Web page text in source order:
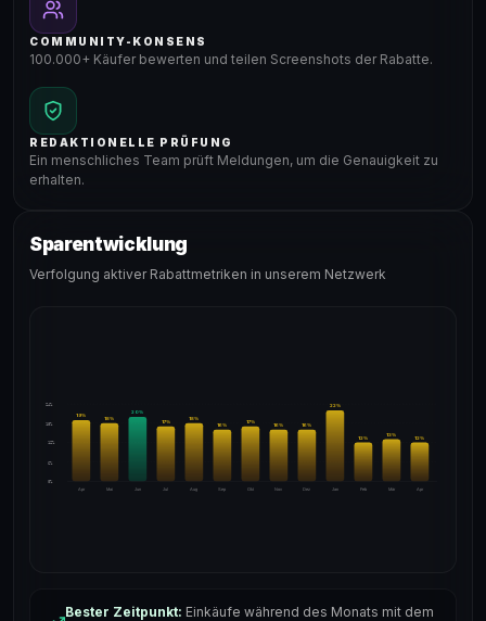
COMMUNITY-KONSENS
100.000+ Käufer bewerten und teilen Screenshots der Rabatte.
REDAKTIONELLE PRÜFUNG
Ein menschliches Team prüft Meldungen, um die Genauigkeit zu
erhalten.
Sparentwicklung
Verfolgung aktiver Rabattmetriken in unserem Netzwerk
24%
18%
12%
6%
0%
Apr
19%
Mai
18%
Jun
20%
Jul
17%
Aug
18%
Sep
16%
Okt
17%
Nov
16%
Dez
16%
Jan
22%
Feb
12%
Mär
13%
Apr
12%
Bester Zeitpunkt: Einkäufe während des Monats mit dem